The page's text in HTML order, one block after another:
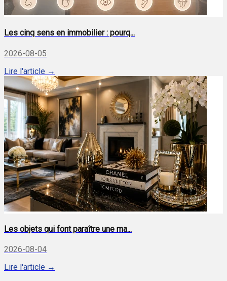
Les cinq sens en immobilier : pourq...
2026-08-05
Lire l'article →
Les objets qui font paraître une ma...
2026-08-04
Lire l'article →